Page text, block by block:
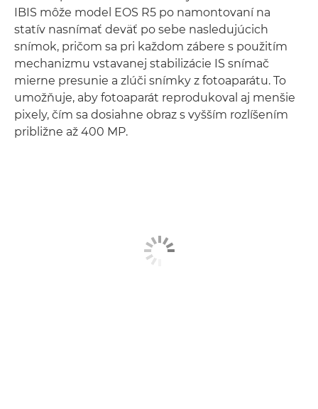
IBIS môže model EOS R5 po namontovaní na
statív nasnímať deväť po sebe nasledujúcich
snímok, pričom sa pri každom zábere s použitím
mechanizmu vstavanej stabilizácie IS snímač
mierne presunie a zlúči snímky z fotoaparátu. To
umožňuje, aby fotoaparát reprodukoval aj menšie
pixely, čím sa dosiahne obraz s vyšším rozlíšením
približne až 400 MP.